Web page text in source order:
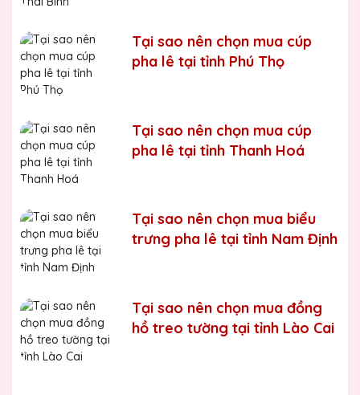
và nghiêm ngặt ở từng khâu sản xuất.Xưởng sản xuất
Đồng hồ treo tường Đại Hội uy tín, chất lượng
Chúng tôi là đơn vị sản xuất trực tiếp, uy tín, giá rẻ. Nhận
sản xuất theo ý tưởng của khách hàng.
Quà tặng Biểu Trưng Pha Lê QTG cung cấp tới Quý
khách hàng thành phẩm bao gồm hộp xi lót lụa vàng,
với 2 màu lựa chọn xanh hoặc đỏ làm tăng thêm tính
trang trọng cho sản phẩm.
Sản phẩm được làm từ chất liệu pha lê vô cùng tinh tế,
sang trọng, gửi đến người nhận những ý nghĩa to lớn:
- Vinh danh cá nhân, tập thể đạt thành tích xuất sắc
cá nhân, tập thể
- Tri ân, thay lời cảm ơn gửi đến những cá nhân, tổ chức
đã cống hiến, đóng góp cho doanh nghiệp, cho cộng
đồng
Tại sao nên chọn mua cúp
pha lê tại tỉnh Phú Thọ
Tại sao nên chọn mua cúp
pha lê tại tỉnh Thanh Hoá
Tại sao nên chọn mua biểu
trưng pha lê tại tỉnh Nam Định
Tại sao nên chọn mua đồng
hồ treo tường tại tỉnh Lào Cai